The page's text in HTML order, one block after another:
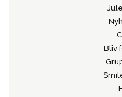
Bliv